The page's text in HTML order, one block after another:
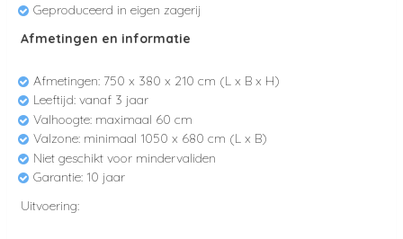
Geproduceerd in eigen zagerij
Afmetingen en informatie
Afmetingen: 750 x 380 x 210 cm (L x B x H)
Leeftijd: vanaf 3 jaar
Valhoogte: maximaal 60 cm
Valzone: minimaal 1050 x 680 cm (L x B)
Niet geschikt voor mindervaliden
Garantie: 10 jaar
Uitvoering: